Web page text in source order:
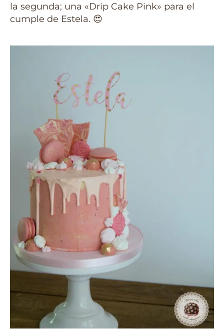
la segunda; una «Drip Cake Pink» para el
cumple de Estela. 😍